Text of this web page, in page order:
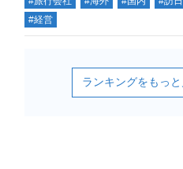
#経営